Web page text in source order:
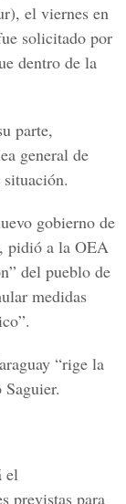
el viernes en
solicitado por
dentro de la
parte,
general de
gobierno de
pidió a la OEA
del pueblo de
medidas
“rige la
el
previstas para